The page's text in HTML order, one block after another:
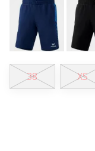
noi
come
marchio
Ambassador.
11. 8. 2022
Tempo di lettura:
38 XS